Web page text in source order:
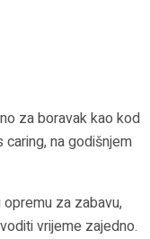
za boravak kao kod
na godišnjem
za zabavu,
vrijeme zajedno.